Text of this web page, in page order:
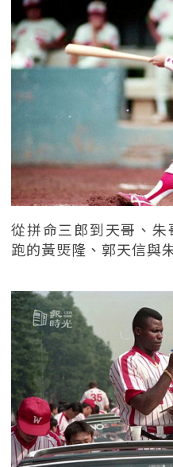
從拼命三郎到天哥、
跑的黃煚隆、郭天信與